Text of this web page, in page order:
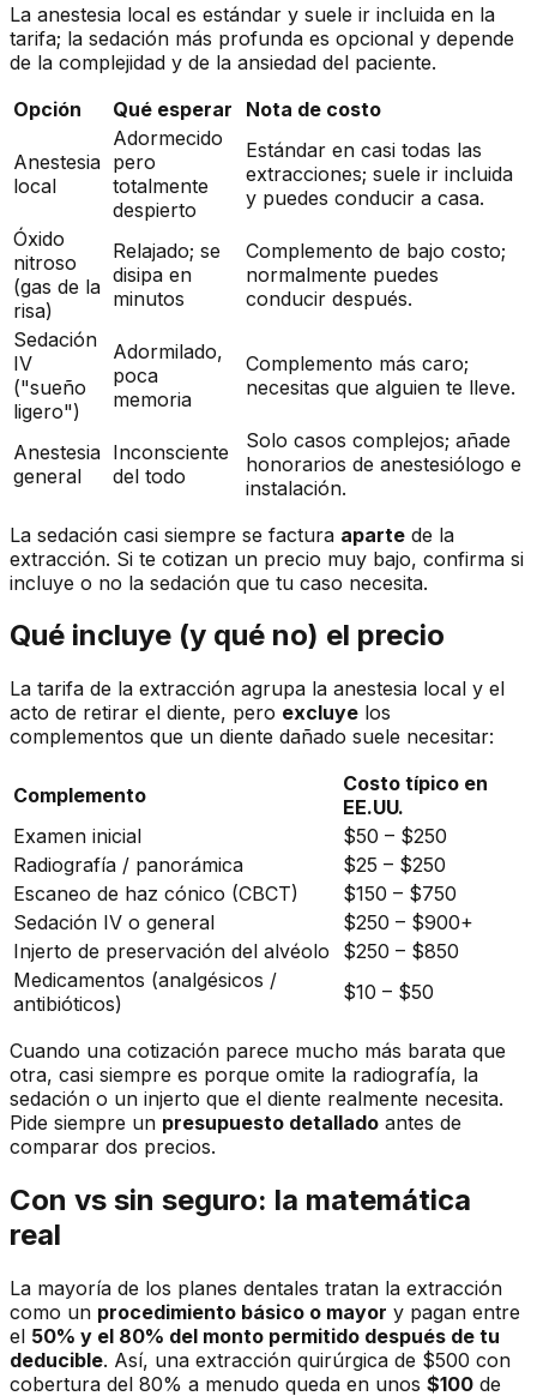
La anestesia local es estándar y suele ir incluida en la
tarifa; la sedación más profunda es opcional y depende
de la complejidad y de la ansiedad del paciente.
Opción
Qué esperar Nota de costo
Anestesia
local
Adormecido
pero
totalmente
despierto
Estándar en casi todas las
extracciones; suele ir incluida
y puedes conducir a casa.
Óxido
nitroso
(gas de la
risa)
Relajado; se
disipa en
minutos
Complemento de bajo costo;
normalmente puedes
conducir después.
Sedación
IV
("sueño
ligero")
Adormilado,
poca
memoria
Complemento más caro;
necesitas que alguien te lleve.
Anestesia
general
Inconsciente
del todo
Solo casos complejos; añade
honorarios de anestesiólogo e
instalación.
La sedación casi siempre se factura aparte de la
extracción. Si te cotizan un precio muy bajo, confirma si
incluye o no la sedación que tu caso necesita.
Qué incluye (y qué no) el precio
La tarifa de la extracción agrupa la anestesia local y el
acto de retirar el diente, pero excluye los
complementos que un diente dañado suele necesitar:
Complemento
Costo típico en
EE.UU.
Examen inicial
$50 – $250
Radiografía / panorámica
$25 – $250
Escaneo de haz cónico (CBCT)
$150 – $750
Sedación IV o general
$250 – $900+
Injerto de preservación del alvéolo
$250 – $850
Medicamentos (analgésicos /
antibióticos)
$10 – $50
Cuando una cotización parece mucho más barata que
otra, casi siempre es porque omite la radiografía, la
sedación o un injerto que el diente realmente necesita.
Pide siempre un presupuesto detallado antes de
comparar dos precios.
Con vs sin seguro: la matemática
real
La mayoría de los planes dentales tratan la extracción
como un procedimiento básico o mayor y pagan entre
el 50% y el 80% del monto permitido después de tu
deducible. Así, una extracción quirúrgica de $500 con
cobertura del 80% a menudo queda en unos $100 de